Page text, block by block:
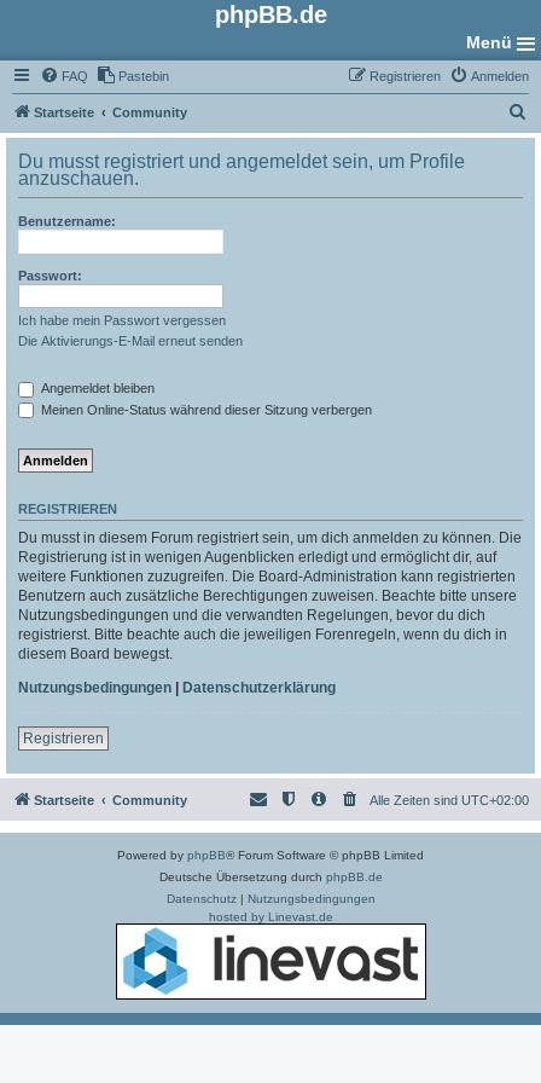
phpBB.de
Menü
FAQ Pastebin Anmelden
Registrieren
Startseite Community
u
Du musst registriert und angemeldet sein, um Profile
anzuschauen.
Benutzername:
Passwort:
Ich habe mein Passwort vergessen
Die Aktivierungs-E-Mail erneut senden
Angemeldet bleiben
Meinen Online-Status während dieser Sitzung verbergen
REGISTRIEREN
Du musst in diesem Forum registriert sein, um dich anmelden zu können. Die
Registrierung ist in wenigen Augenblicken erledigt und ermöglicht dir, auf
weitere Funktionen zuzugreifen. Die Board-Administration kann registrierten
Benutzern auch zusätzliche Berechtigungen zuweisen. Beachte bitte unsere
Nutzungsbedingungen und die verwandten Regelungen, bevor du dich
registrierst. Bitte beachte auch die jeweiligen Forenregeln, wenn du dich in
diesem Board bewegst.
Nutzungsbedingungen | Datenschutzerklärung
Registrieren
Startseite Community Alle Zeiten sind UTC+02:00
Powered by phpBB® Forum Software © phpBB Limited
Deutsche Übersetzung durch phpBB.de
Datenschutz| Nutzungsbedingungen
hosted by Linevast.de